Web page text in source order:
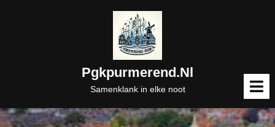
Pgkpurmerend.nl
Samenklank in elke noot